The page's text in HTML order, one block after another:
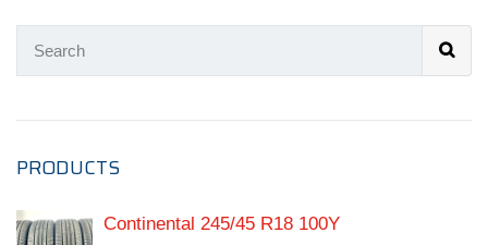
PRODUCTS
Continental 245/45 R18 100Y